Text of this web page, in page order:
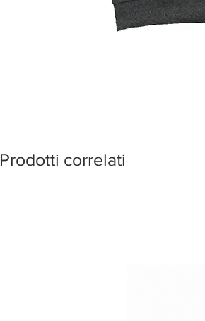
Prodotti correlati